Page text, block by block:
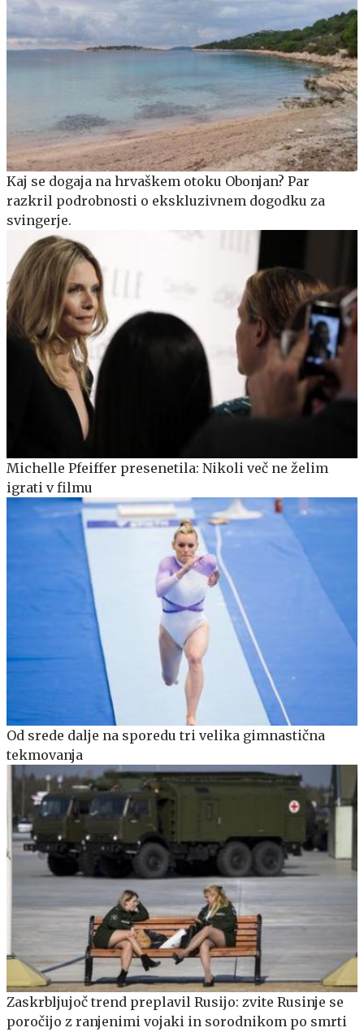
Kaj se dogaja na hrvaškem otoku Obonjan? Par
razkril podrobnosti o ekskluzivnem dogodku za
svingerje.
Michelle Pfeiffer presenetila: Nikoli več ne želim
igrati v filmu
Od srede dalje na sporedu tri velika gimnastična
tekmovanja
Zaskrbljujoč trend preplavil Rusijo: zvite Rusinje se
poročijo z ranjenimi vojaki in sorodnikom po smrti